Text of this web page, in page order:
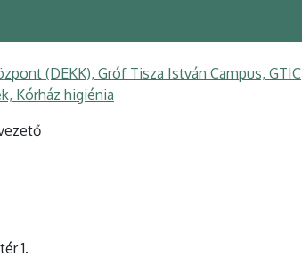
(DEKK), Gróf Tisza István Campus, GTIC
Kórház higiénia
1.